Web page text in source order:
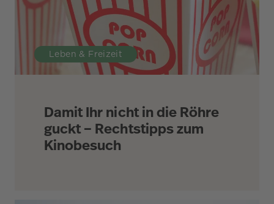
Leben & Freizeit
Damit Ihr nicht in die Röhre
guckt – Rechtstipps zum
Kinobesuch